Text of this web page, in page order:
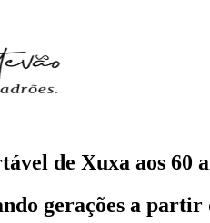
de Xuxa aos 60
gerações a